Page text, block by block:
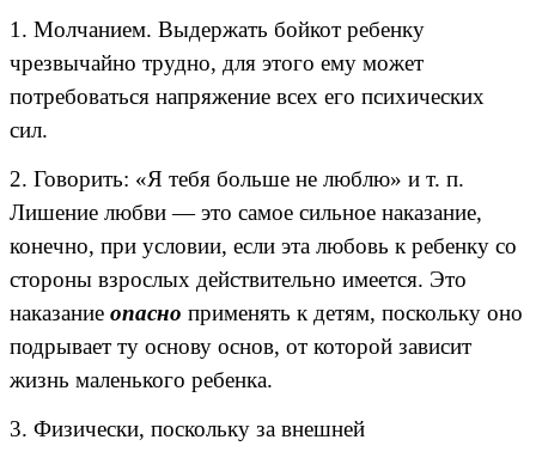
1. Молчанием. Выдержать бойкот ребенку
чрезвычайно трудно, для этого ему может
потребоваться напряжение всех его психических
сил.
2. Говорить: «Я тебя больше не люблю» и т. п.
Лишение любви — это самое сильное наказание,
конечно, при условии, если эта любовь к ребенку со
стороны взрослых действительно имеется. Это
наказание опасно применять к детям, поскольку оно
подрывает ту основу основ, от которой зависит
жизнь маленького ребенка.
3. Физически, поскольку за внешней